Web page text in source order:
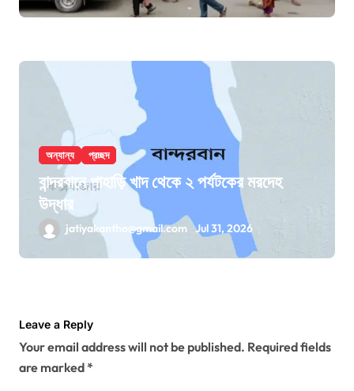
অন্যান্য প্রচ্ছদ
বান্দরবানে পাহাড়ি খাদ থেকে ২ পর্যটকের মরদেহ
উদ্ধার
jatiyakantho@gmail.com Jul 31, 2026
Leave a Reply
Your email address will not be published. Required fields
are marked*